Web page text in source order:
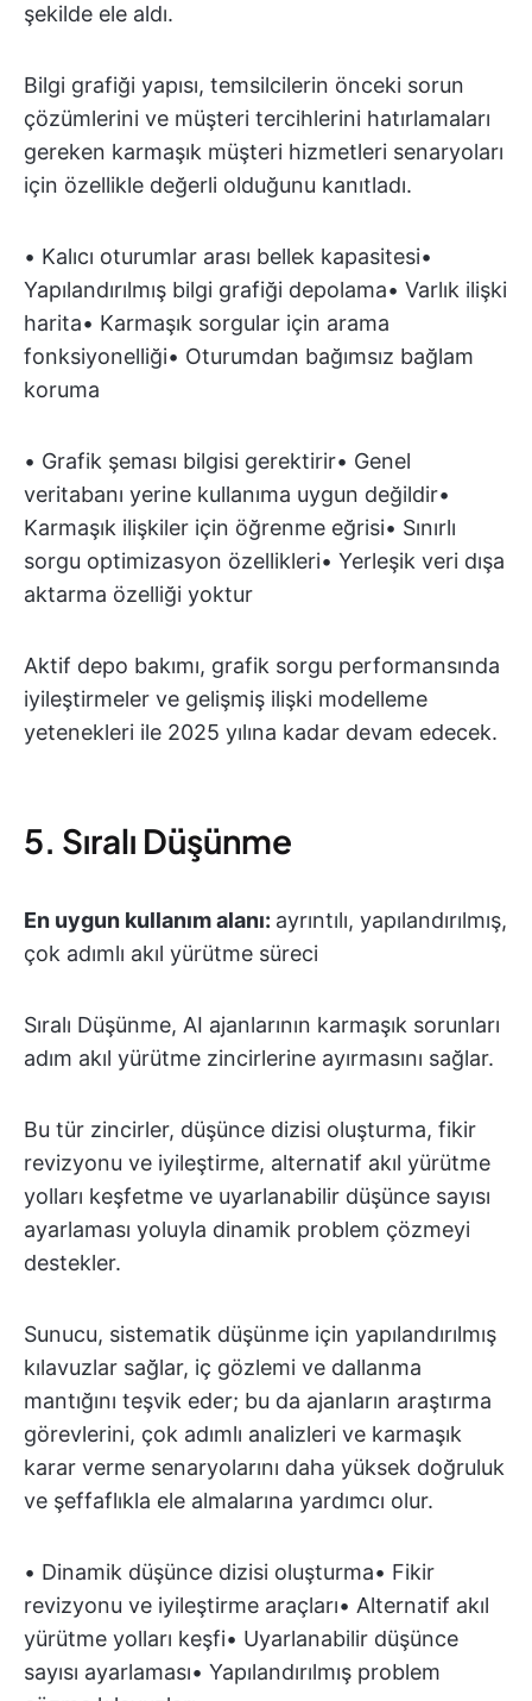
şekilde ele aldı.
Bilgi grafiği yapısı, temsilcilerin önceki sorun
çözümlerini ve müşteri tercihlerini hatırlamaları
gereken karmaşık müşteri hizmetleri senaryoları
için özellikle değerli olduğunu kanıtladı.
• Kalıcı oturumlar arası bellek kapasitesi•
Yapılandırılmış bilgi grafiği depolama• Varlık ilişki
harita• Karmaşık sorgular için arama
fonksiyonelliği• Oturumdan bağımsız bağlam
koruma
• Grafik şeması bilgisi gerektirir• Genel
veritabanı yerine kullanıma uygun değildir•
Karmaşık ilişkiler için öğrenme eğrisi• Sınırlı
sorgu optimizasyon özellikleri• Yerleşik veri dışa
aktarma özelliği yoktur
Aktif depo bakımı, grafik sorgu performansında
iyileştirmeler ve gelişmiş ilişki modelleme
yetenekleri ile 2025 yılına kadar devam edecek.
5. Sıralı Düşünme
En uygun kullanım alanı: ayrıntılı, yapılandırılmış,
çok adımlı akıl yürütme süreci
Sıralı Düşünme, AI ajanlarının karmaşık sorunları
adım akıl yürütme zincirlerine ayırmasını sağlar.
Bu tür zincirler, düşünce dizisi oluşturma, fikir
revizyonu ve iyileştirme, alternatif akıl yürütme
yolları keşfetme ve uyarlanabilir düşünce sayısı
ayarlaması yoluyla dinamik problem çözmeyi
destekler.
Sunucu, sistematik düşünme için yapılandırılmış
kılavuzlar sağlar, iç gözlemi ve dallanma
mantığını teşvik eder; bu da ajanların araştırma
görevlerini, çok adımlı analizleri ve karmaşık
karar verme senaryolarını daha yüksek doğruluk
ve şeffaflıkla ele almalarına yardımcı olur.
• Dinamik düşünce dizisi oluşturma• Fikir
revizyonu ve iyileştirme araçları• Alternatif akıl
yürütme yolları keşfi• Uyarlanabilir düşünce
sayısı ayarlaması• Yapılandırılmış problem